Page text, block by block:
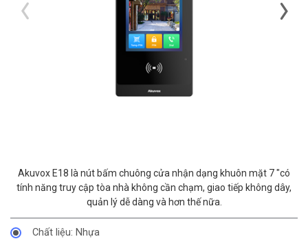
Akuvox E18 là nút bấm chuông cửa nhận dạng khuôn mặt 7 "có
tính năng truy cập tòa nhà không cần chạm, giao tiếp không dây,
quản lý dễ dàng và hơn thế nữa.
Chất liệu: Nhựa